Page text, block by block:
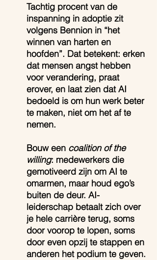
Tachtig procent van de
inspanning in adoptie zit
volgens Bennion in “het
winnen van harten en
hoofden”. Dat betekent: erken
dat mensen angst hebben
voor verandering, praat
erover, en laat zien dat AI
bedoeld is om hun werk beter
te maken, niet om het af te
nemen.
Bouw een coalition of the
willing: medewerkers die
gemotiveerd zijn om AI te
omarmen, maar houd ego’s
buiten de deur. AI-
leiderschap betaalt zich over
je hele carrière terug, soms
door voorop te lopen, soms
door even opzij te stappen en
anderen het podium te geven.